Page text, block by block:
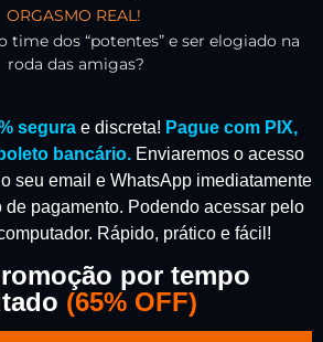
ORGASMO REAL!
time dos “potentes” e ser elogiado na
roda das amigas?
segura e discreta! Pague com PIX,
bancário. Enviaremos o acesso
seu email e WhatsApp imediatamente
de pagamento. Podendo acessar pelo
Rápido, prático e fácil!
por tempo
(65% OFF)